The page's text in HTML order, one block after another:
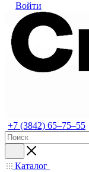
Войти
+7 (3842) 65–75–55
Каталог